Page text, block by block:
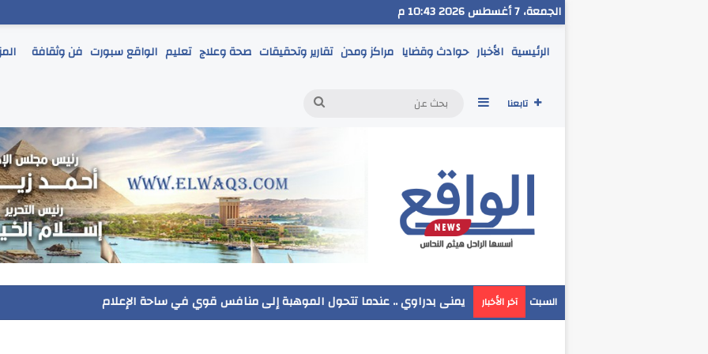
الجمعة، 7 أغسطس 2026 10:43 م
الرئيسية الأخبار حوادث وقضايا مراكز ومدن تقارير وتحقيقات صحة وعلاج تعليم الواقع سبورت فن وثقافة
تابعنا إضافة عمود جانبي
بحث
السبت آخر الأخبار مدير تعليم البحر الاحمر يتابع انطلاق امتحانات الشهادة الإعدادية ويؤكد: الانضباط